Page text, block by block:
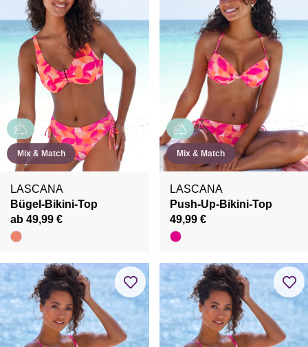
Mix & Match
LASCANA
Bügel-Bikini-Top
ab 49,99 €
Mix & Match
LASCANA
Push-Up-Bikini-Top
49,99 €